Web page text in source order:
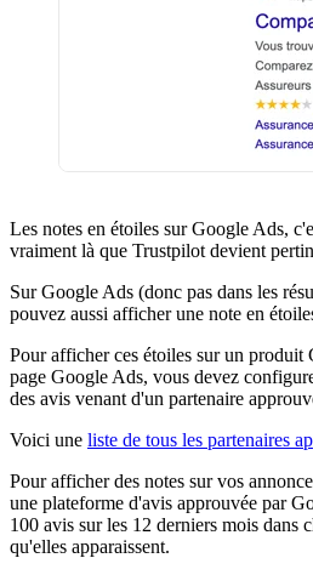
Les notes en étoiles sur Google Ads,
vraiment là que Trustpilot devient
Sur Google Ads (donc pas dans les
pouvez aussi afficher une note en
Pour afficher ces étoiles sur un produit
page Google Ads, vous devez
des avis venant d'un partenaire
Voici une liste de tous les partenaires
Pour afficher des notes sur vos
une plateforme d'avis approuvée par
100 avis sur les 12 derniers mois dans
qu'elles apparaissent.